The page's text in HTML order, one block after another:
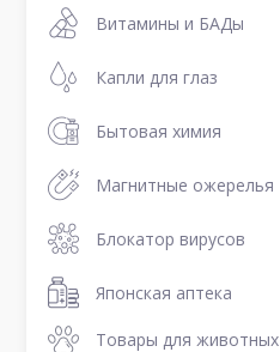
Витамины и БАДы
Капли для глаз
Бытовая химия
Магнитные ожерелья
Блокатор вирусов
Японская аптека
Товары для животных